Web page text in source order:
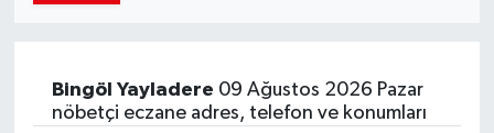
Bingöl Yayladere 09 Ağustos 2026 Pazar
nöbetçi eczane adres, telefon ve konumları